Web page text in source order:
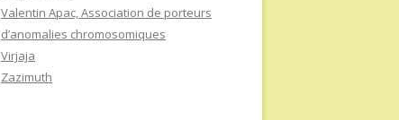
Valentin Apac, Association de porteurs
d’anomalies chromosomiques
Virjaja
Zazimuth